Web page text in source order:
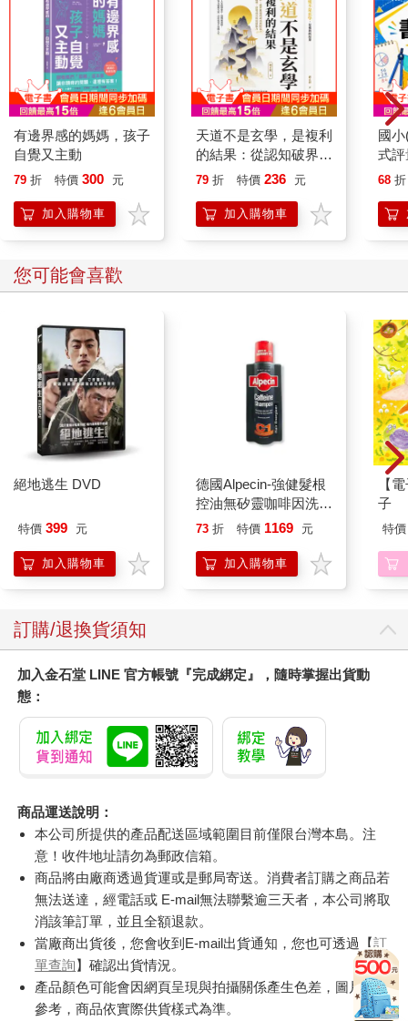
有邊界感的媽媽，孩子
自覺又主動
79 折 特價 300 元
加入購物車
天道不是玄學，是複利
的結果：從認知破界、
處世進退到成功與財
勢成長的底層能力
79 折 特價 236 元
加入購物車
國
式評
年｝
68 折
您可能會喜歡
絕地逃生 DVD
特價 399 元
加入購物車
德國Alpecin-強健髮根
控油無矽靈咖啡因洗髮
凝露375ml/瓶-C1強健
調理頭皮洗髮液/0矽靈
滋潤洗頭髮水/一般髮
73 折 特價 1169 元
加入購物車
【
子
特價
訂購/退換貨須知
加入金石堂 LINE 官方帳號『完成綁定』，隨時掌握出貨動
態：
商品運送說明：
本公司所提供的產品配送區域範圍目前僅限台灣本島。注
意！收件地址請勿為郵政信箱。
商品將由廠商透過貨運或是郵局寄送。消費者訂購之商品若
無法送達，經電話或 E-mail無法聯繫逾三天者，本公司將取
消該筆訂單，並且全額退款。
當廠商出貨後，您會收到E-mail出貨通知，您也可透過【訂
單查詢】確認出貨情況。
產品顏色可能會因網頁呈現與拍攝關係產生色差，圖片僅供
參考，商品依實際供貨樣式為準。